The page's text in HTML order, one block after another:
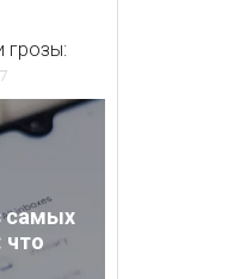
грозы:
самых
что